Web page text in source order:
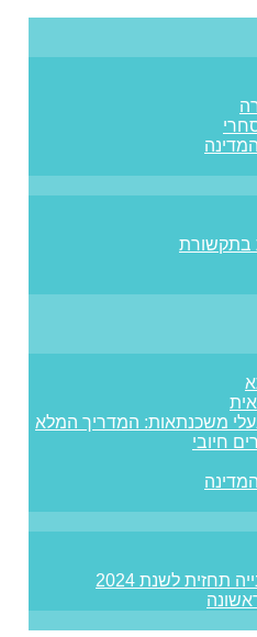
בתקשורת
משכנתאות: המדריך המלא
חיובי
תחזית לשנת 2024